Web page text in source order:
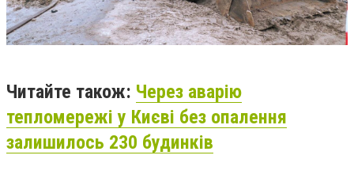
Читайте також: Через аварію
тепломережі у Києві без опалення
залишилось 230 будинків